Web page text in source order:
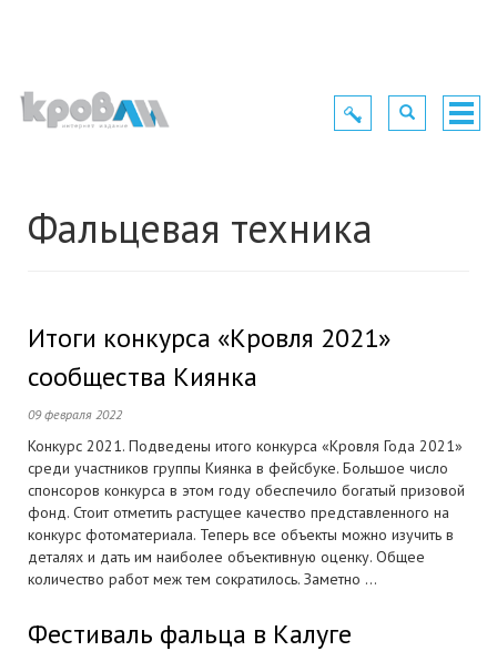
Toggle
navigation
Toggle
navigation
Фальцевая техника
Итоги конкурса «Кровля 2021»
сообщества Киянка
09 февраля 2022
Конкурс 2021. Подведены итого конкурса «Кровля Года 2021»
среди участников группы Киянка в фейсбуке. Большое число
спонсоров конкурса в этом году обеспечило богатый призовой
фонд. Стоит отметить растущее качество представленного на
конкурс фотоматериала. Теперь все объекты можно изучить в
деталях и дать им наиболее объективную оценку. Общее
количество работ меж тем сократилось. Заметно ...
Фестиваль фальца в Калуге